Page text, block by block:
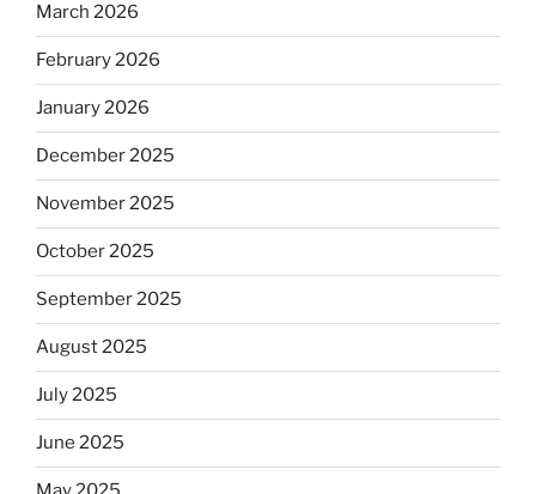
March 2026
February 2026
January 2026
December 2025
November 2025
October 2025
September 2025
August 2025
July 2025
June 2025